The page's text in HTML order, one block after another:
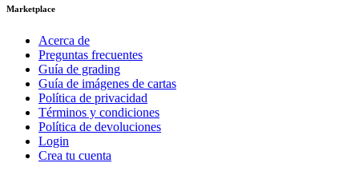
Marketplace
Acerca de
Preguntas frecuentes
Guía de grading
Guía de imágenes de cartas
Política de privacidad
Términos y condiciones
Política de devoluciones
Login
Crea tu cuenta